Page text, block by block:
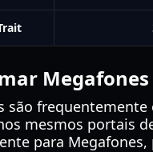
Megafones
são
mesmos portais
para